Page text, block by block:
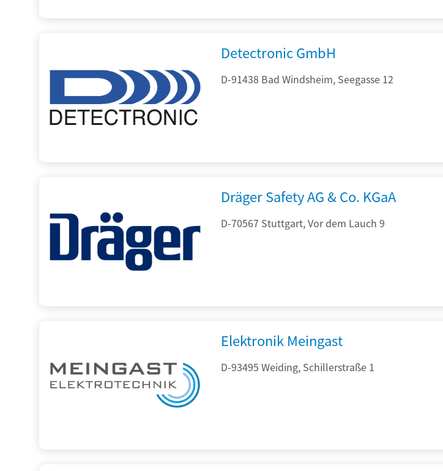
Detectronic GmbH
D-91438 Bad Windsheim, Seegasse 12
Dräger Safety AG & Co. KGaA
D-70567 Stuttgart, Vor dem Lauch 9
Elektronik Meingast
D-93495 Weiding, Schillerstraße 1